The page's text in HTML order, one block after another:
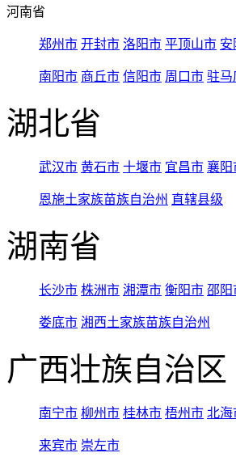
河南省
郑州市 开封市 洛阳市 平顶山市 安
南阳市 商丘市 信阳市 周口市 驻马
湖北省
武汉市 黄石市 十堰市 宜昌市 襄阳
恩施土家族苗族自治州 直辖县级
湖南省
长沙市 株洲市 湘潭市 衡阳市 邵阳
娄底市 湘西土家族苗族自治州
广西壮族自治区
南宁市 柳州市 桂林市 梧州市 北海
来宾市 崇左市